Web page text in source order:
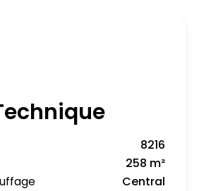
8216
258 m²
Central